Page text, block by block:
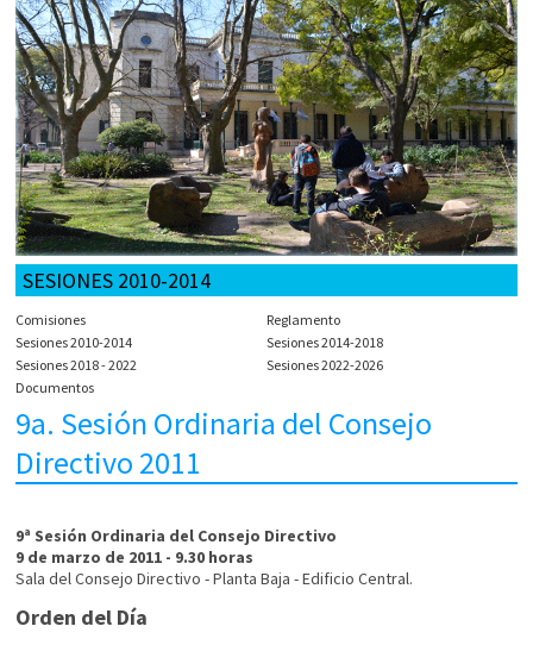
SESIONES 2010-2014
Comisiones
Reglamento
Sesiones 2010-2014
Sesiones 2014-2018
Sesiones 2018 - 2022
Sesiones 2022-2026
Documentos
9a. Sesión Ordinaria del Consejo
Directivo 2011
9ª Sesión Ordinaria del Consejo Directivo
9 de marzo de 2011 - 9.30 horas
Sala del Consejo Directivo - Planta Baja - Edificio Central.
Orden del Día